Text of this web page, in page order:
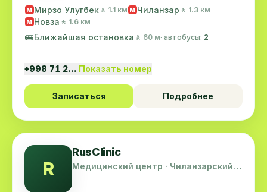
M Мирзо Улугбек 🚶 1.1 км M Чиланзар 🚶 1.3 км
M Новза 🚶 1.6 км
🚌Ближайшая остановка 🚶 60 м· автобусы: 2
+998 71 2… Показать номер
Записаться Подробнее
R
RusClinic
Медицинский центр · Чиланзарский